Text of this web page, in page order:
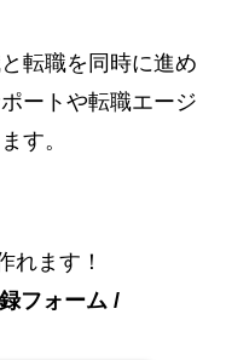
転職を同時に進め
ートや転職エージ
す。
れます！
フォーム /